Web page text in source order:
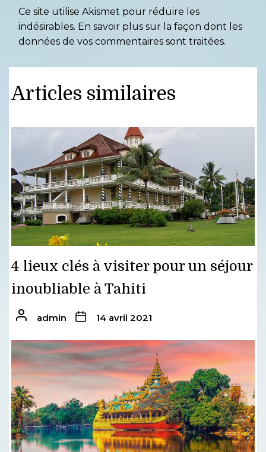
Ce site utilise Akismet pour réduire les
indésirables. En savoir plus sur la façon dont les
données de vos commentaires sont traitées.
Articles similaires
4 lieux clés à visiter pour un séjour
inoubliable à Tahiti
admin 14 avril 2021